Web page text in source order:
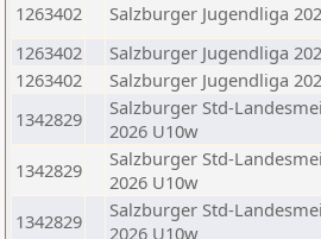
1263402
Salzburger Jugendliga
1263402
Salzburger Jugendliga
1263402
Salzburger Jugendliga
1342829
Salzburger Std-
2026 U10w
1342829
Salzburger Std-
2026 U10w
1342829
Salzburger Std-
2026 U10w